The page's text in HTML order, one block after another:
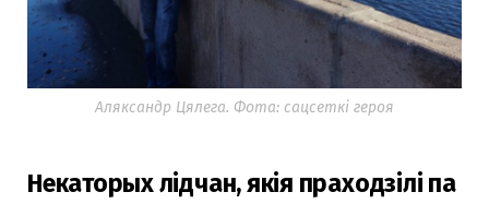
Аляксандр Цялега. Фота: сацсеткі героя
Некаторых лідчан, якія праходзілі па